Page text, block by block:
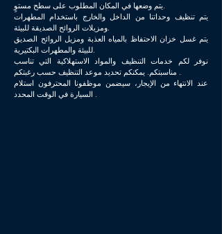
يتم وضعها في المكان المطلوب على سطح مستوٍ.
يتم تنظيف وحداتنا من الداخل والخارج باستخدام المطهرات
ومزيلات الروائح الصديقة للبيئة.
يتم غسل خزان الاحتفاظ بالمياه العذبة ومزيل الروائح الصديق
للبيئة والمطهرات البكتيرية.
نوفر لكم خدمات التنظيف والمواد الاستهلاكية التي تناسب
مناسبتكم. يمكنكم تحديد موعد التنظيف حسب رغبتكم .
عند الانتهاء من الإيجار، سيضمن موظفونا المحترفون استلام
السيارة في الوقت المحدد .